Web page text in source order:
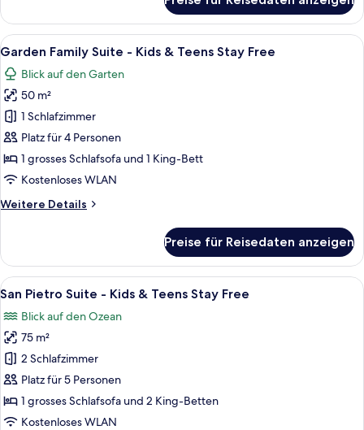
anzeigen
Sea
View
-
&
Teens
Stay
Free
Alle
Fotos
für
Garden
Family
Suite
-
Kids
Teens
anzeigen
Ein modernes Wohnzimmer mit
7
Garden Family Suite - Kids & Teens Stay Free
Blick auf den Garten
50 m²
1 Schlafzimmer
Platz für 4 Personen
1 grosses Schlafsofa und 1 King-Bett
Kostenloses WLAN
Weitere Details
Weitere
Family
Suite
-
&
Teens
Stay
Free
Preise für Reisedaten anzeigen
Alle
Fotos
für
San
Pietro
Suite
-
Kids
Ein Hotelzimmer mit einem Bett,
9
San Pietro Suite - Kids & Teens Stay Free
Blick auf den Ozean
75 m²
2 Schlafzimmer
Platz für 5 Personen
1 grosses Schlafsofa und 2 King-Betten
Kostenloses WLAN